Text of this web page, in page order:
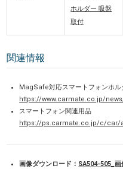
ホルダー 吸盤
取付
関連情報
MagSafe対応スマートフォンホル
https://www.carmate.co.jp/
スマートフォン関連用品
https://ps.carmate.co.jp/c/car/
画像ダウンロード： SA504-505_画